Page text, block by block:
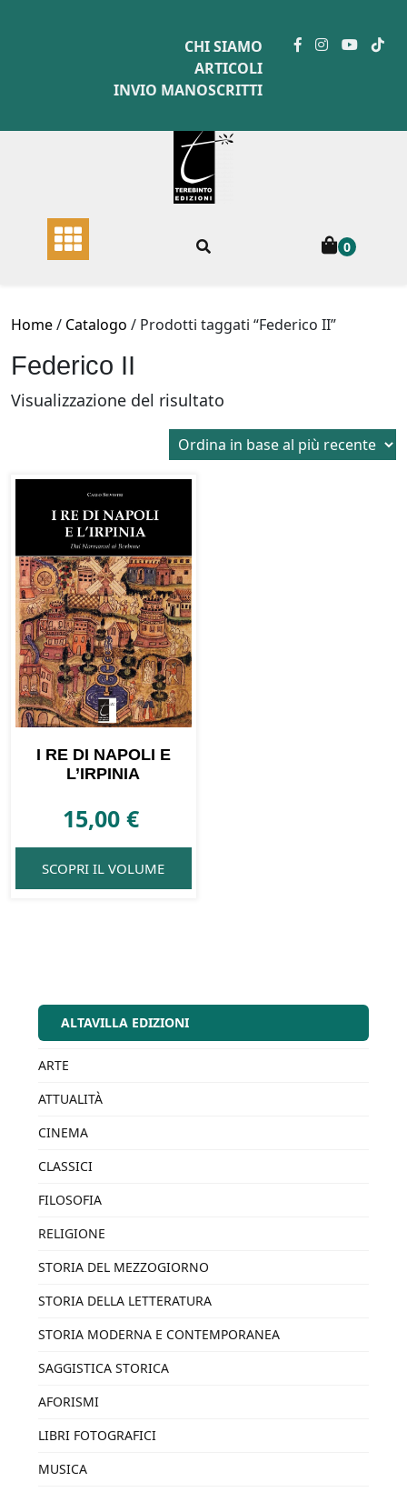
CHI SIAMO
ARTICOLI
INVIO MANOSCRITTI
0
Home/ Catalogo / Prodotti taggati “Federico II”
Federico II
Visualizzazione del risultato
I RE DI NAPOLI E
L’IRPINIA
15,00€
SCOPRI IL VOLUME
ALTAVILLA EDIZIONI
ARTE
ATTUALITÀ
CINEMA
CLASSICI
FILOSOFIA
RELIGIONE
STORIA DEL MEZZOGIORNO
STORIA DELLA LETTERATURA
STORIA MODERNA E CONTEMPORANEA
SAGGISTICA STORICA
AFORISMI
LIBRI FOTOGRAFICI
MUSICA